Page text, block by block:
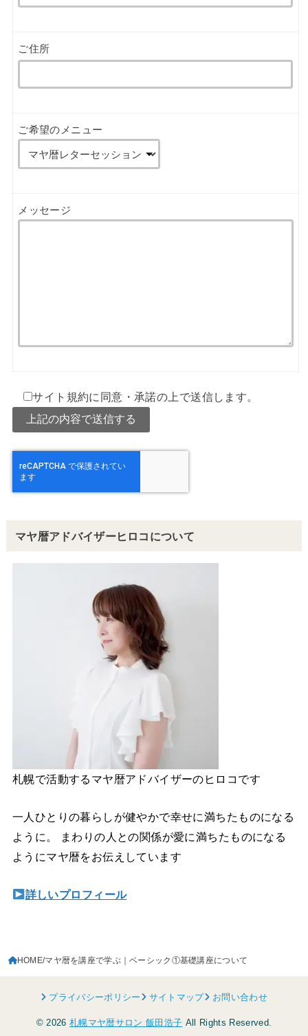
ご住所
ご希望のメニュー
メッセージ
サイト規約に同意・承諾の上で送信します。
マヤ暦アドバイザーヒロコについて
札幌で活動するマヤ暦アドバイザーのヒロコです
一人ひとりの暮らしが健やかで幸せに満ちたものになる
ように。 まわりの人との関係が愛に満ちたものになる
ようにマヤ暦をお伝えしています
詳しいプロフィール
HOME マヤ暦を講座で学ぶ｜ベーシック①基礎講座について
プライバシーポリシー サイトマップ お問い合わせ
© 2026札幌マヤ暦サロン 飯田浩子 All Rights Reserved.